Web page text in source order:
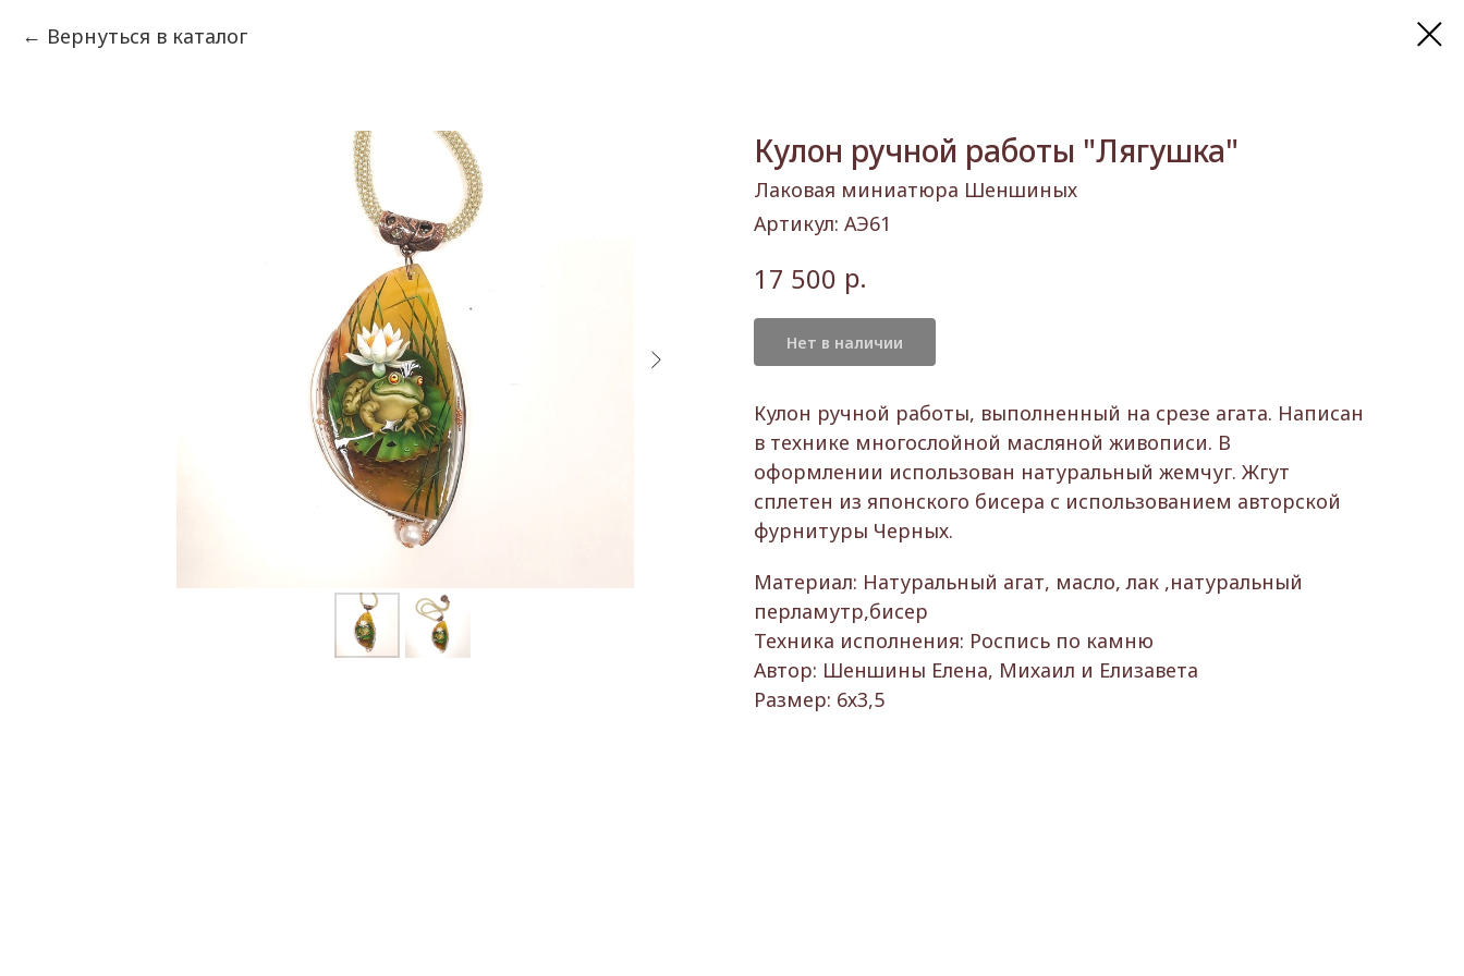
Вернуться в каталог
Кулон ручной работы "Лягушка"
Лаковая миниатюра Шеншиных
Артикул: АЭ61
17 500 р.
Нет в наличии
Кулон ручной работы, выполненный на срезе агата. Написан
в технике многослойной масляной живописи. В
оформлении использован натуральный жемчуг. Жгут
сплетен из японского бисера с использованием авторской
фурнитуры Черных.
Материал: Натуральный агат, масло, лак ,натуральный
перламутр,бисер
Техника исполнения: Роспись по камню
Автор: Шеншины Елена, Михаил и Елизавета
Размер: 6х3,5